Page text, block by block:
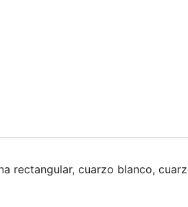
rectangular, cuarzo blanco,